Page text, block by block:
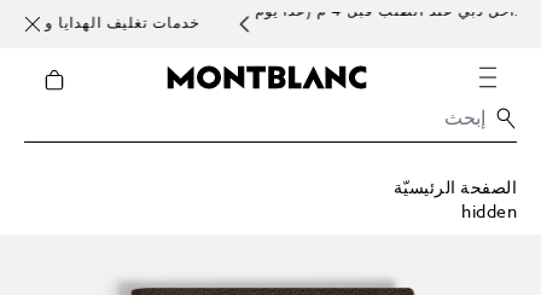
توصيل في نفس اليوم داخل دبي عند الطلب قبل 4 م (عدا يوم
خدمات تغليف الهدايا و حفر و نقش مجاني
الصفحة الرئيسيّة
hidden